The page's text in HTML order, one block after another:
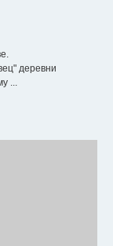
деревни
...